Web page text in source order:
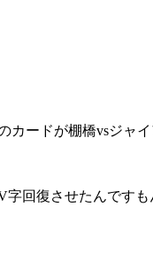
カードが棚橋vsジャ
字回復させたんですも